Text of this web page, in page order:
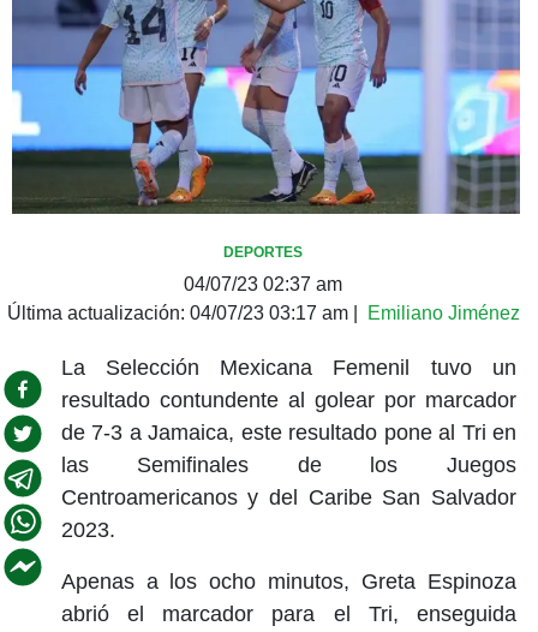
DEPORTES
04/07/23 02:37 am
Última actualización: 04/07/23 03:17 am| Emiliano Jiménez
La Selección Mexicana Femenil tuvo un
resultado contundente al golear por marcador
de 7-3 a Jamaica, este resultado pone al Tri en
las Semifinales de los Juegos
Centroamericanos y del Caribe San Salvador
2023.
Apenas a los ocho minutos, Greta Espinoza
abrió el marcador para el Tri, enseguida